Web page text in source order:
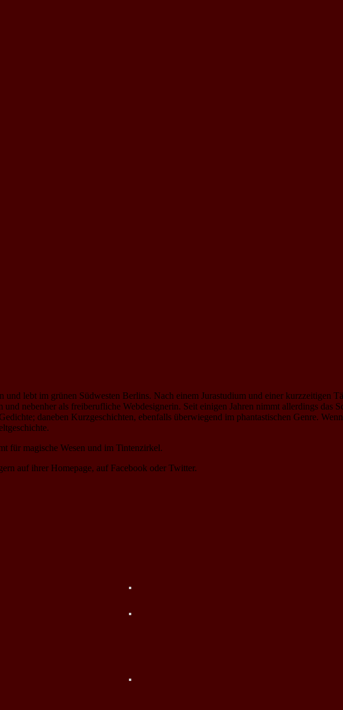
und lebt im grünen Südwesten Berlins. Nach einem Jurastudium und einer kurzzeitigen
nebenher als freiberufliche Webdesignerin. Seit einigen Jahren nimmt allerdings das
daneben Kurzgeschichten, ebenfalls überwiegend im phantastischen Genre.
für magische Wesen und im Tintenzirkel.
auf ihrer Homepage, auf Facebook oder Twitter.